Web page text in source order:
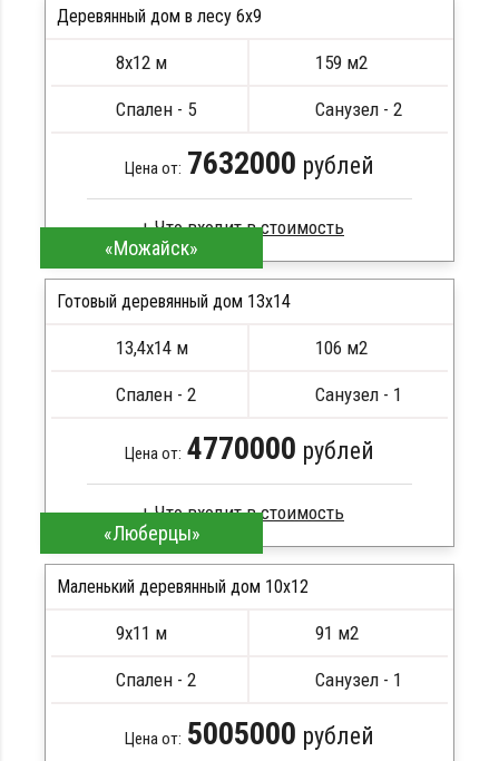
Кровля металлочерепица
Сборка на березовые нагеля, джут
Металлические сваи 108 диаметр
ПОДРОБНЕЕ
Деревянный дом в лесу 6x9
8х12 м 159 м2
Спален - 5 Санузел - 2
Цена от: 7632000 рублей
Профилированный брус
Стропила, балки 50х200 мм
Метизы, саморезы, гвозди
Сборка на березовые нагеля, джут
ПОДРОБНЕЕ
«Можайск»
Готовый деревянный дом 13х14
13,4х14 м 106 м2
Спален - 2 Санузел - 1
Цена от: 4770000 рублей
Брус камерной сушки
Стропила, балки 50х200 мм
Метизы, саморезы, гвозди
Сборка на березовые нагеля, джут
«Люберцы»
Маленький деревянный дом 10х12
9х11 м 91 м2
Спален - 2 Санузел - 1
Цена от: 5005000 рублей